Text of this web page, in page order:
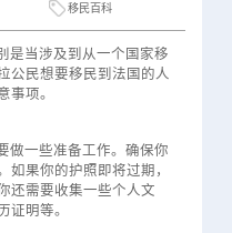
移民百科
是当涉及到从一个国家移
公民想要移民到法国的人
事项。
做一些准备工作。确保你
如果你的护照即将过期，
还需要收集一些个人文
证明等。